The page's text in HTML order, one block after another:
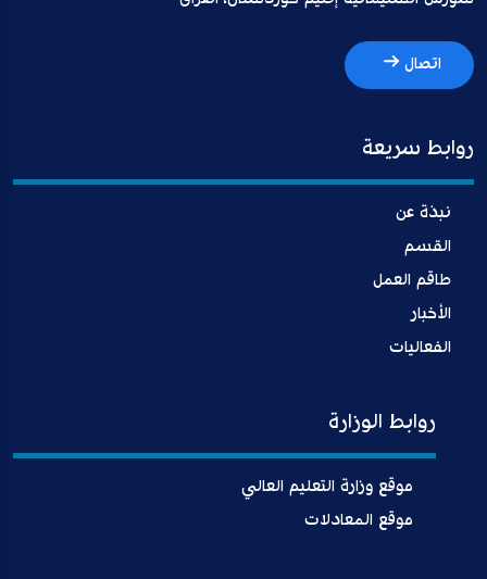
اتصال
روابط سريعة
نبذة عن
القسم
طاقم العمل
الأخبار
الفعاليات
روابط الوزارة
موقع وزارة التعليم العالي
موقع المعادلات